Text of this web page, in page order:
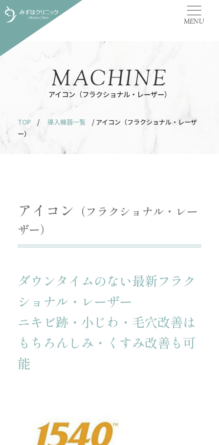
MENU
アイコン（フラクショナル・レーザー）
MACHINE
TOP / 導入機器一覧
/ アイコン（フラクショナル・レーザ
ー）
アイコン （フラクショナル・レー
ザー）
ダウンタイムのない最新フラク
ショナル・レーザー
ニキビ跡・小じわ・毛穴改善は
もちろんしみ・くすみ改善も可
能